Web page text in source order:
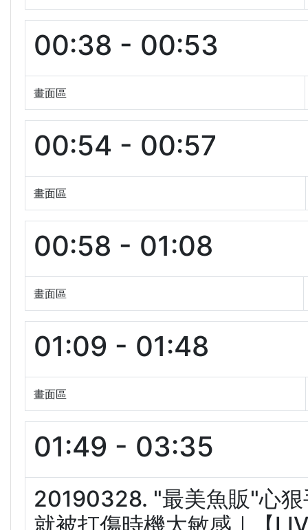
00:38 - 00:53
畫面區
00:54 - 00:57
畫面區
00:58 - 01:08
畫面區
01:09 - 01:48
畫面區
01:49 - 03:35
20190328. "最美魚販"心